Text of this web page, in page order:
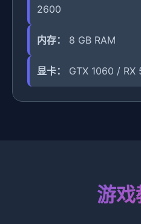
2600
内存： 8 GB RAM
显卡： GTX 1060 / RX
游戏